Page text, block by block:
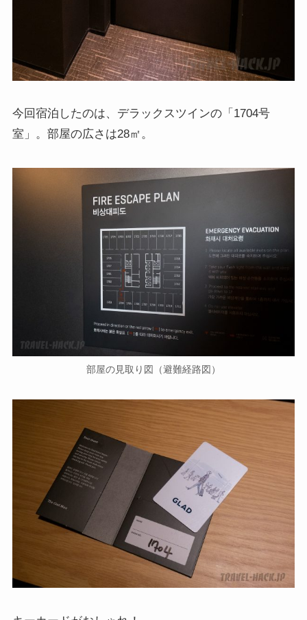
今回宿泊したのは、デラックスツインの「1704号
室」。部屋の広さは28㎡。
部屋の見取り図（避難経路図）